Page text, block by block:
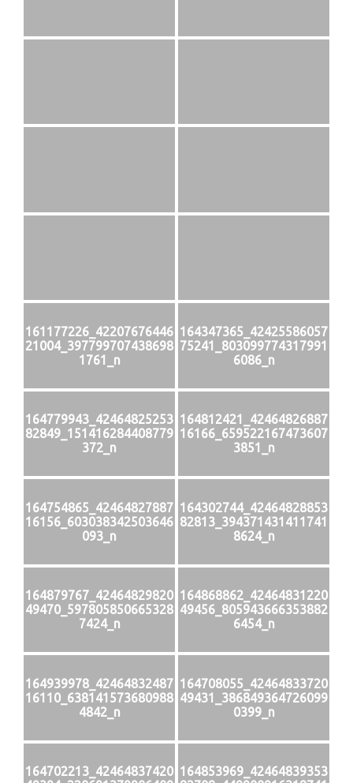
161177226_42207676446
21004_397799707438698
1761_n
164347365_42425586057
75241_803099774317991
6086_n
164779943_42464825253
82849_151416284408779
372_n
164812421_42464826887
16166_659522167473607
3851_n
164754865_42464827887
16156_603038342503646
093_n
164302744_42464828853
82813_394371431411741
8624_n
164879767_42464829820
49470_597805850665328
7424_n
164868862_42464831220
49456_805943666353882
6454_n
164939978_42464832487
16110_638141573680988
4842_n
164708055_42464833720
49431_386849364726099
0399_n
164702213_42464837420 164853969_42464839353